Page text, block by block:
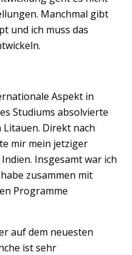
Manchmal gibt
und ich muss das
Aspekt in
Studiums absolvierte
Litauen. Direkt nach
mir mein jetziger
Insgesamt war ich
zusammen mit
Programme
auf dem neuesten
ist sehr